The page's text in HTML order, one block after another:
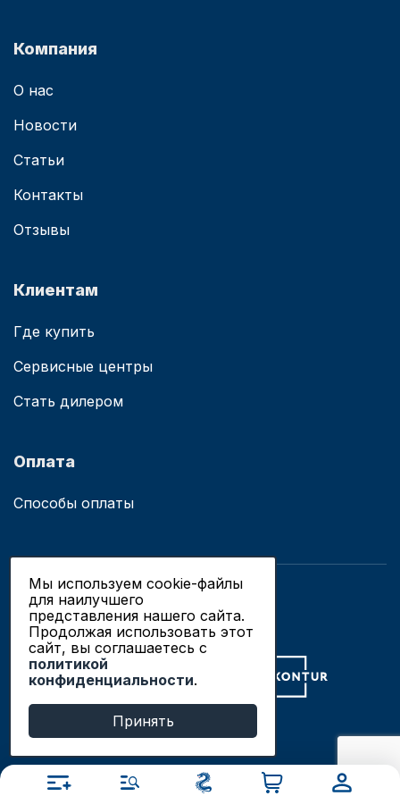
Компания
О нас
Новости
Статьи
Контакты
Отзывы
Клиентам
Где купить
Сервисные центры
Стать дилером
Оплата
Способы оплаты
© 2019 - 2026 ООО «Сианово»
Политика конфиденциальности
Разработка сайтов в Новосибирске
Продвижение сайтов
Мы используем cookie-файлы
для наилучшего
представления нашего сайта.
Продолжая использовать этот
сайт, вы соглашаетесь c
политикой
конфиденциальности.
Принять